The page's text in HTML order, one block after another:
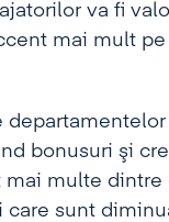
va fi
mai mult
bonusuri şi
multe
sunt